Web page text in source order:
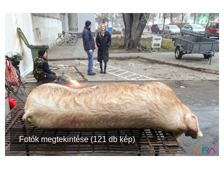
Fotók megtekintése (121 db kép)